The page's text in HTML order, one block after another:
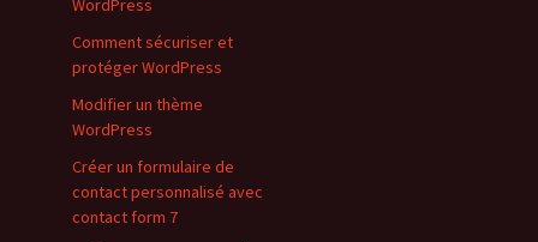
WordPress
Comment sécuriser et
protéger WordPress
Modifier un thème
WordPress
Créer un formulaire de
contact personnalisé avec
contact form 7